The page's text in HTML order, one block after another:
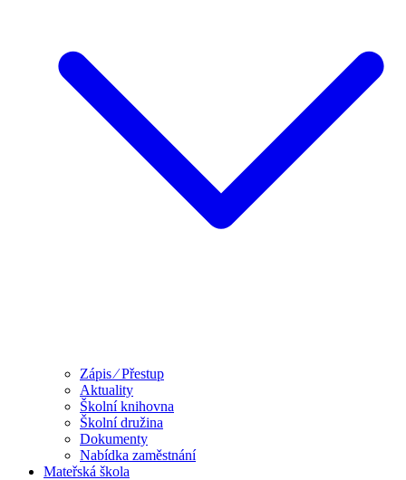
Zápis ⁄ Přestup
Aktuality
Školní knihovna
Školní družina
Dokumenty
Nabídka zaměstnání
Mateřská škola